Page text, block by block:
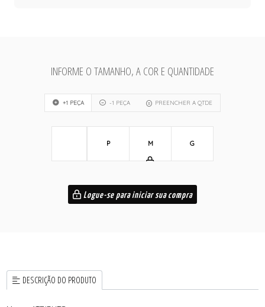
INFORME O TAMANHO, A COR E QUANTIDADE
+1 PEÇA -1 PEÇA PREENCHER A QTDE
P M G
Logue-se para iniciar sua compra
DESCRIÇÃO DO PRODUTO